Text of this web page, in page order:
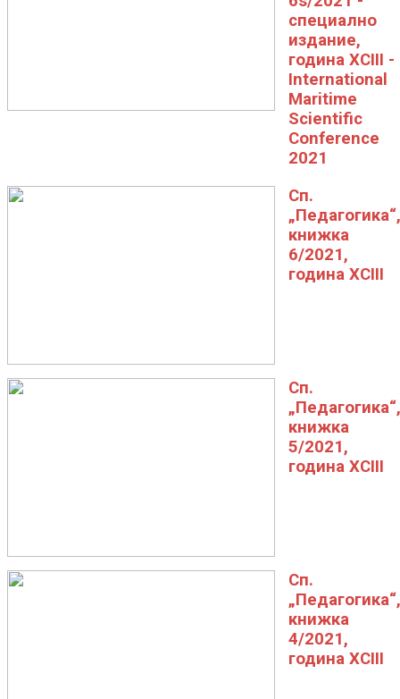
специално
издание,
година XCIII -
International
Maritime
Scientific
Conference
2021
Сп.
„Педагогика“,
книжка
6/2021,
година XCIII
Сп.
„Педагогика“,
книжка
5/2021,
година XCIII
Сп.
„Педагогика“,
книжка
4/2021,
година XCIII